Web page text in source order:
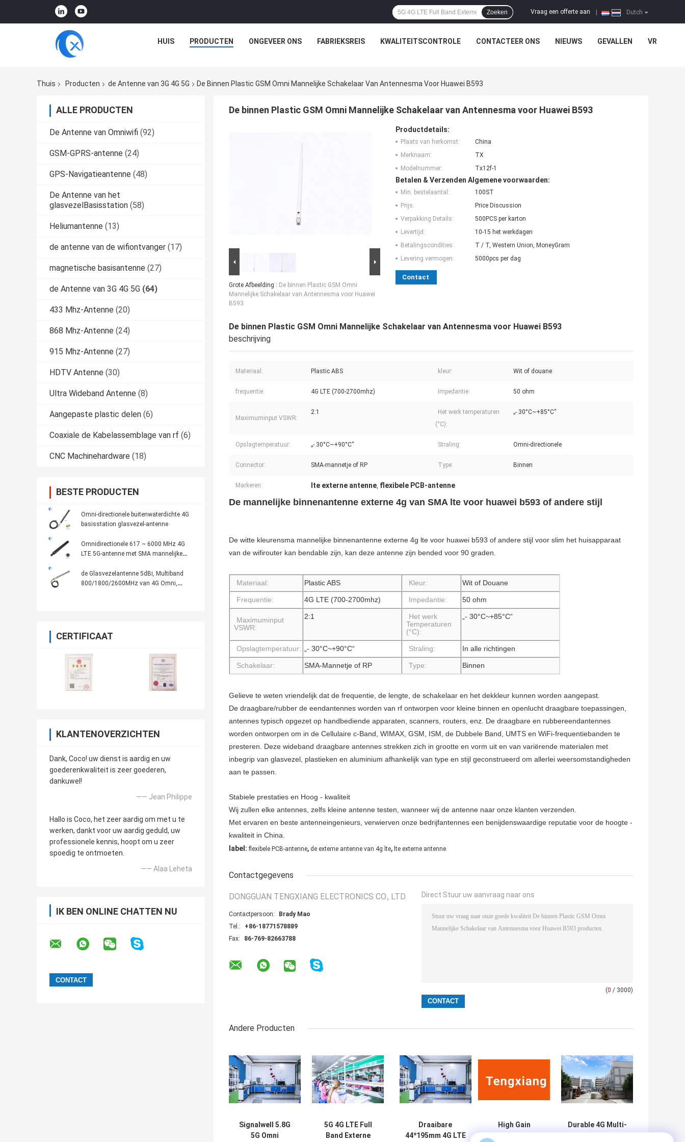
Dutch
Vraag een offerte aan
Zoeken
HUIS PRODUCTEN ONGEVEER ONS FABRIEKSREIS KWALITEITSCONTROLE CONTACTEER ONS NIEUWS GEVALLEN VR
Thuis Producten de Antenne van 3G 4G 5G De Binnen Plastic GSM Omni Mannelijke Schakelaar Van Antennesma Voor Huawei B593
ALLE PRODUCTEN
De Antenne van Omniwifi (92)
GSM-GPRS-antenne (24)
GPS-Navigatieantenne (48)
De Antenne van het
glasvezelBasisstation (58)
Heliumantenne (13)
de antenne van de wifiontvanger (17)
magnetische basisantenne (27)
de Antenne van 3G 4G 5G (64)
433 Mhz-Antenne (20)
868 Mhz-Antenne (24)
915 Mhz-Antenne (27)
HDTV Antenne (30)
Ultra Wideband Antenne (8)
Aangepaste plastic delen (6)
Coaxiale de Kabelassemblage van rf (6)
CNC Machinehardware (18)
BESTE PRODUCTEN
Omni-directionele buitenwaterdichte 4G
basisstation glasvezel-antenne
Omnidirectionele 617 ~ 6000 MHz 4G
LTE 5G-antenne met SMA mannelijke
de Glasvezelantenne 5dBi, Multiband
800/1800/2600MHz van 4G Omni,
CERTIFICAAT
KLANTENOVERZICHTEN
Dank, Coco! uw dienst is aardig en uw
goederenkwaliteit is zeer goederen,
dankuwel!
—— Jean Philippe
Hallo is Coco, het zeer aardig om met u te
werken, dankt voor uw aardig geduld, uw
professionele kennis, hoopt om u zeer
spoedig te ontmoeten.
—— Alaa Leheta
IK BEN ONLINE CHATTEN NU
De binnen Plastic GSM Omni Mannelijke Schakelaar van Antennesma voor Huawei B593
Grote Afbeelding : De binnen Plastic GSM Omni
Mannelijke Schakelaar van Antennesma voor Huawei
B593
Productdetails:
Plaats van herkomst:
China
Merknaam:
TX
Modelnummer:
Tx12f-1
Betalen & Verzenden Algemene voorwaarden:
Min. bestelaantal:
100ST
Prijs:
Price Discussion
Verpakking Details:
500PCS per karton
Levertijd:
10-15 het werkdagen
Betalingscondities:
T / T, Western Union, MoneyGram
Levering vermogen:
5000pcs per dag
Contact
De binnen Plastic GSM Omni Mannelijke Schakelaar van Antennesma voor Huawei B593
beschrijving
Materiaal: Plastic ABS kleur: Wit of douane
frequentie: 4G LTE (700-2700mhz) Impedantie: 50 ohm
Maximuminput VSWR:
2:1
Het werk temperaturen
(°C):
„- 30°C~+85°C“
Opslagtemperatuur: „- 30°C~+90°C“ Straling: Omni-directionele
Connector: SMA-mannetje of RP Type: Binnen
Markeren: lte externe antenne, flexibele PCB-antenne
De mannelijke binnenantenne externe 4g van SMA lte voor huawei b593 of andere stijl
De witte kleurensma mannelijke binnenantenne externe 4g lte voor huawei b593 of andere stijl voor slim het huisapparaat
van de wifirouter kan bendable zijn, kan deze antenne zijn bended voor 90 graden.
Materiaal: Plastic ABS Kleur: Wit of Douane
Frequentie: 4G LTE (700-2700mhz) Impedantie: 50 ohm
Maximuminput
VSWR:
2:1
Het werk
Temperaturen
(°C):
„- 30°C~+85°C“
Opslagtemperatuur: „- 30°C~+90°C“ Straling: In alle richtingen
Schakelaar: SMA-Mannetje of RP Type: Binnen
Gelieve te weten vriendelijk dat de frequentie, de lengte, de schakelaar en het dekkleur kunnen worden aangepast.
De draagbare/rubber de eendantennes worden van rf ontworpen voor kleine binnen en openlucht draagbare toepassingen,
antennes typisch opgezet op handbediende apparaten, scanners, routers, enz. De draagbare en rubbereendantennes
worden ontworpen om in de Cellulaire c-Band, WIMAX, GSM, ISM, de Dubbele Band, UMTS en WiFi-frequentiebanden te
presteren. Deze wideband draagbare antennes strekken zich in grootte en vorm uit en van variërende materialen met
inbegrip van glasvezel, plastieken en aluminium afhankelijk van type en stijl geconstrueerd om allerlei weersomstandigheden
aan te passen.
Stabiele prestaties en Hoog - kwaliteit
Wij zullen elke antennes, zelfs kleine antenne testen, wanneer wij de antenne naar onze klanten verzenden.
Met ervaren en beste antenneingenieurs, verwierven onze bedrijfantennes een benijdenswaardige reputatie voor de hoogte -
kwaliteit in China.
label: flexibele PCB-antenne, de externe antenne van 4g lte, lte externe antenne
Contactgegevens
DONGGUAN TENGXIANG ELECTRONICS CO., LTD.
Contactpersoon:
Brady Mao
Tel.:
+86-18771578889
Fax:
86-769-82663788
Direct Stuur uw aanvraag naar ons
(0 / 3000)
Andere Producten
Signalwell 5.8G
5G Omni
5G 4G LTE Full
Band Externe
Draaibare
44*195mm 4G LTE
High Gain
Durable 4G Multi-